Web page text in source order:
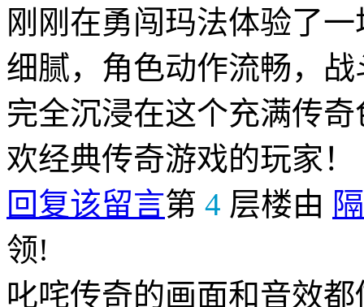
刚刚在勇闯玛法体验了
细腻，角色动作流畅，
完全沉浸在这个充满传
欢经典传奇游戏的玩家！
回复该留言第 4 层楼由
领!
叱咤传奇的画面和音效